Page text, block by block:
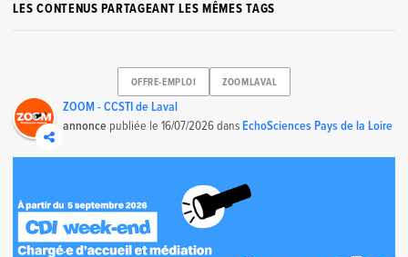
LES CONTENUS PARTAGEANT LES MÊMES TAGS
OFFRE-EMPLOI ZOOMLAVAL
ZOOM - CCSTI de Laval
annonce publiée le16/07/2026dansEchoSciences Pays de la Loire